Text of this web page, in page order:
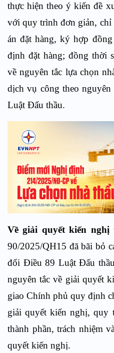
thực hiện theo ý kiến đề
với quy trình đơn giản, chỉ
án đặt hàng, ký hợp
định đặt hàng; đồng thời
về nguyên tắc lựa chọn
dịch vụ công theo
Luật Đấu thầu.
Về giải quyết kiến nghị
90/2025/QH15 đã bãi bỏ
đổi Điều 89 Luật Đấu
nguyên tắc về giải quyết
giao Chính phủ quy định
giải quyết kiến nghị, quy
thành phần, trách nhiệm
quyết kiến nghị.